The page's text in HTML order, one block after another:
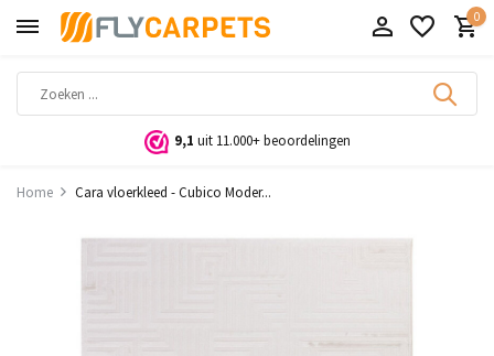
0
9,1 uit 11.000+ beoordelingen
Home Cara vloerkleed - Cubico Moder...